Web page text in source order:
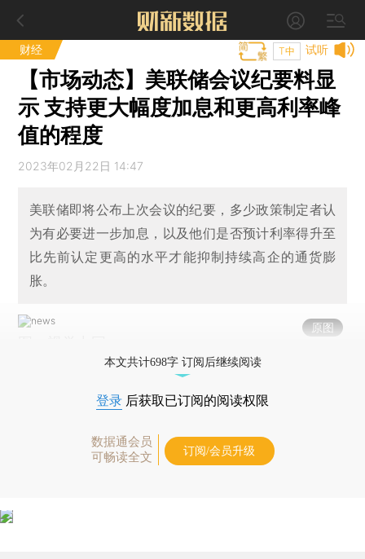
财经 试听
T中
【市场动态】美联储会议纪要料显
示 支持更大幅度加息和更高利率峰
值的程度
2023年02月22日 14:47
美联储即将公布上次会议的纪要，多少政策制定者认
为有必要进一步加息，以及他们是否预计利率得升至
比先前认定更高的水平才能抑制持续高企的通货膨
胀。
原图
本文共计698字 订阅后继续阅读
登录 后获取已订阅的阅读权限
数据通会员
可畅读全文
订阅/会员升级